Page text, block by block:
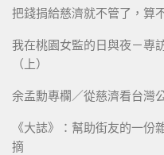
把錢捐給慈濟就不管了，算
我在桃園女監的日與夜－專
（上）
余孟勳專欄／從慈濟看台灣
《大誌》：幫助街友的一份
摘